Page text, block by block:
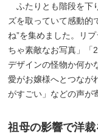
ふたりとも階段を下
ズを取っていて感動的
ね”を集めました。リ
ちゃ素敵なお写真」「
デザインの怪物か何か
愛がお嬢様へとつなが
がすごい」などの声が
祖母の影響で洋